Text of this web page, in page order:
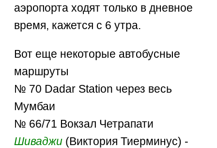
аэропорта ходят только в дневное
время, кажется с 6 утра.
Вот еще некоторые автобусные
маршруты
№ 70 Dadar Station через весь
Мумбаи
№ 66/71 Вокзал Четрапати
Шиваджи (Виктория Тиерминус) -